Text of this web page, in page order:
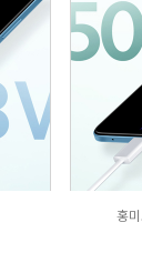
홍